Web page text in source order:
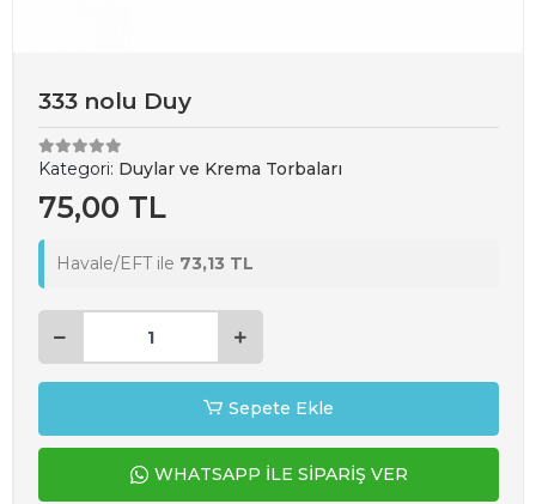
333 nolu Duy
Kategori: Duylar ve Krema Torbaları
75,00 TL
Havale/EFT ile 73,13 TL
Sepete Ekle
WHATSAPP İLE SİPARİŞ VER